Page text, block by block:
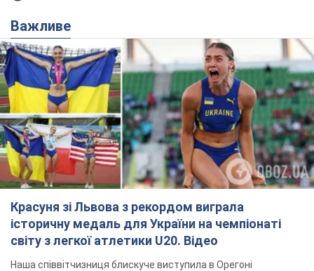
Важливе
Красуня зі Львова з рекордом виграла
історичну медаль для України на чемпіонаті
світу з легкої атлетики U20. Відео
Наша співвітчизниця блискуче виступила в Орегоні